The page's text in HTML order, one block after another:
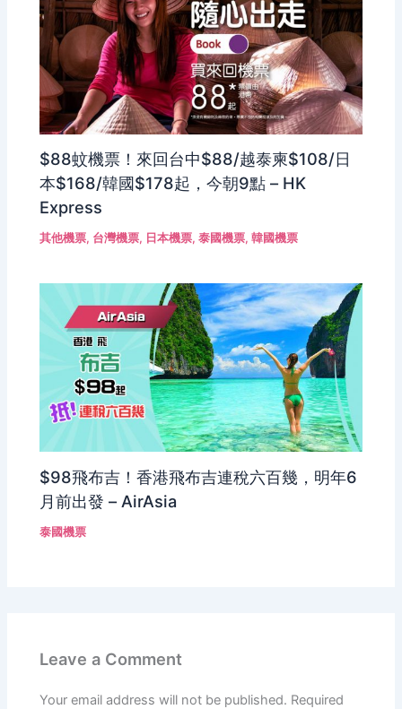
$88蚊機票！來回台中$88/越泰柬$108/日
本$168/韓國$178起，今朝9點 – HK
Express
其他機票, 台灣機票, 日本機票,泰國機票,韓國機票
$98飛布吉！香港飛布吉連稅六百幾，明年6
月前出發 – AirAsia
泰國機票
Leave a Comment
Your email address will not be published. Required